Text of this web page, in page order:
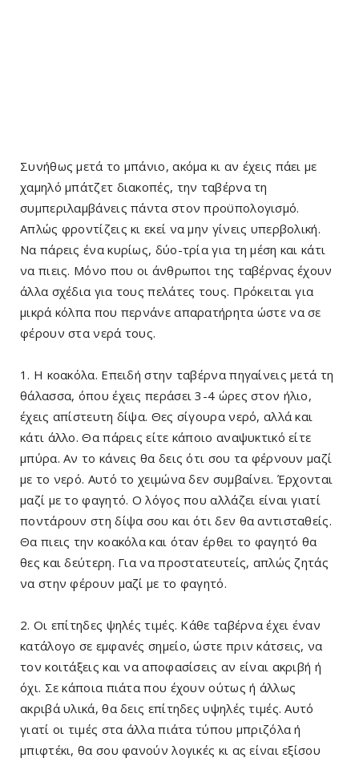
Συνήθως μετά το μπάνιο, ακόμα κι αν έχεις πάει με
χαμηλό μπάτζετ διακοπές, την ταβέρνα τη
συμπεριλαμβάνεις πάντα στον προϋπολογισμό.
Απλώς φροντίζεις κι εκεί να μην γίνεις υπερβολική.
Να πάρεις ένα κυρίως, δύο-τρία για τη μέση και κάτι
να πιεις. Μόνο που οι άνθρωποι της ταβέρνας έχουν
άλλα σχέδια για τους πελάτες τους. Πρόκειται για
μικρά κόλπα που περνάνε απαρατήρητα ώστε να σε
φέρουν στα νερά τους.
1. Η κοακόλα. Επειδή στην ταβέρνα πηγαίνεις μετά τη
θάλασσα, όπου έχεις περάσει 3-4 ώρες στον ήλιο,
έχεις απίστευτη δίψα. Θες σίγουρα νερό, αλλά και
κάτι άλλο. Θα πάρεις είτε κάποιο αναψυκτικό είτε
μπύρα. Αν το κάνεις θα δεις ότι σου τα φέρνουν μαζί
με το νερό. Αυτό το χειμώνα δεν συμβαίνει. Έρχονται
μαζί με το φαγητό. Ο λόγος που αλλάζει είναι γιατί
ποντάρουν στη δίψα σου και ότι δεν θα αντισταθείς.
Θα πιεις την κοακόλα και όταν έρθει το φαγητό θα
θες και δεύτερη. Για να προστατευτείς, απλώς ζητάς
να στην φέρουν μαζί με το φαγητό.
2. Οι επίτηδες ψηλές τιμές. Κάθε ταβέρνα έχει έναν
κατάλογο σε εμφανές σημείο, ώστε πριν κάτσεις, να
τον κοιτάξεις και να αποφασίσεις αν είναι ακριβή ή
όχι. Σε κάποια πιάτα που έχουν ούτως ή άλλως
ακριβά υλικά, θα δεις επίτηδες υψηλές τιμές. Αυτό
γιατί οι τιμές στα άλλα πιάτα τύπου μπριζόλα ή
μπιφτέκι, θα σου φανούν λογικές κι ας είναι εξίσου